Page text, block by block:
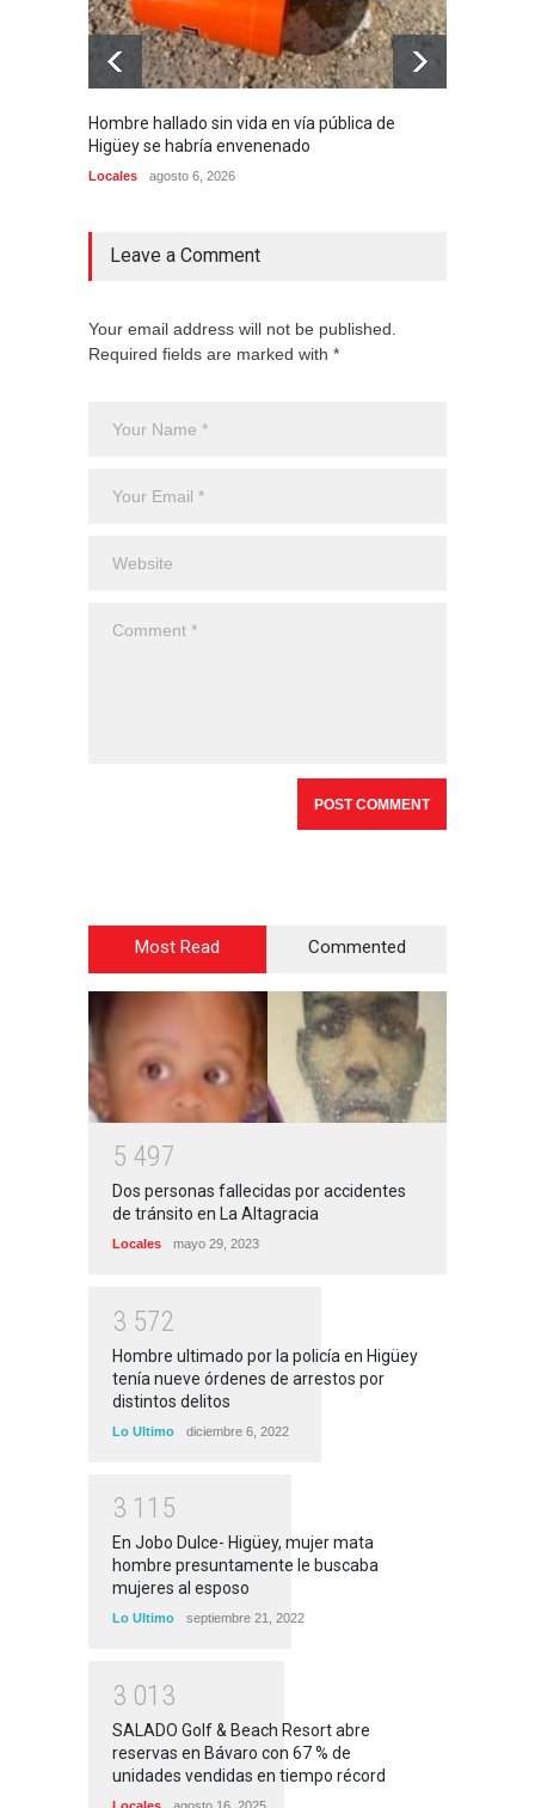
Hombre hallado sin vida en vía pública de
Higüey se habría envenenado
Locales agosto 6, 2026
Leave a Comment
Your email address will not be published.
Required fields are marked with *
Most Read Commented
5 497
Dos personas fallecidas por accidentes
de tránsito en La Altagracia
Locales mayo 29, 2023
3 572
Hombre ultimado por la policía en Higüey
tenía nueve órdenes de arrestos por
distintos delitos
Lo Ultimo diciembre 6, 2022
3 1 1 5
En Jobo Dulce- Higüey, mujer mata
hombre presuntamente le buscaba
mujeres al esposo
Lo Ultimo septiembre 21, 2022
3 01 3
SALADO Golf & Beach Resort abre
reservas en Bávaro con 67 % de
unidades vendidas en tiempo récord
Locales agosto 16, 2025